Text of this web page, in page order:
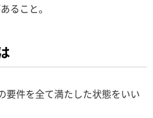
ること。
要件を全て満たした状態をいい